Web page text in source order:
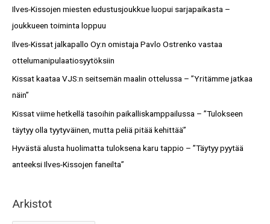
c
h
Ilves-Kissojen miesten edustusjoukkue luopui sarjapaikasta –
joukkueen toiminta loppuu
Ilves-Kissat jalkapallo Oy:n omistaja Pavlo Ostrenko vastaa
ottelumanipulaatiosyytöksiin
Kissat kaataa VJS:n seitsemän maalin ottelussa – ”Yritämme jatkaa
näin”
Kissat viime hetkellä tasoihin paikalliskamppailussa – ”Tulokseen
täytyy olla tyytyväinen, mutta peliä pitää kehittää”
Hyvästä alusta huolimatta tuloksena karu tappio – ”Täytyy pyytää
anteeksi Ilves-Kissojen faneilta”
Arkistot
t
o
t